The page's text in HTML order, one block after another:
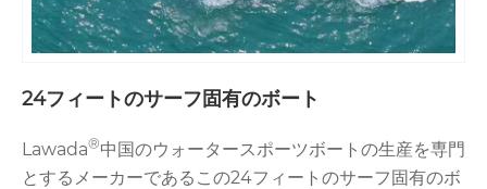
24フィートのサーフ固有のボート
Lawada®中国のウォータースポーツボートの生産を専門
とするメーカーであるこの24フィートのサーフ固有のボ